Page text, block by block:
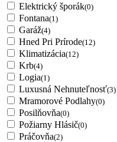
Elektrický šporák(0)
Fontana(1)
Garáž(4)
Hned Pri Prírode(12)
Klimatizácia(12)
Krb(4)
Logia(1)
Luxusná Nehnuteľnosť(3)
Mramorové Podlahy(0)
Posilňovňa(0)
Požiarny Hlásič(0)
Práčovňa(2)